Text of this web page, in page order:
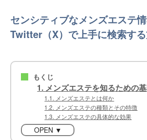
センシティブなメンズエステ
Twitter（X）で上手に検索す
■ もくじ
1. メンズエステを知るための
1.1. メンズエステとは何か
1.2. メンズエステの種類とその特徴
1.3. メンズエステの具体的な効果
OPEN ▼